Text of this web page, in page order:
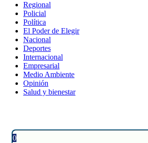
Regional
Policial
Política
El Poder de Elegir
Nacional
Deportes
Internacional
Empresarial
Medio Ambiente
Opinión
Salud y bienestar
0